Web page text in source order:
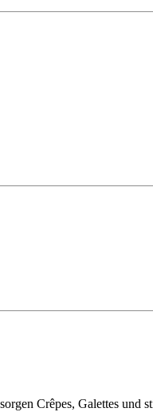
sorgen Crêpes, Galettes und